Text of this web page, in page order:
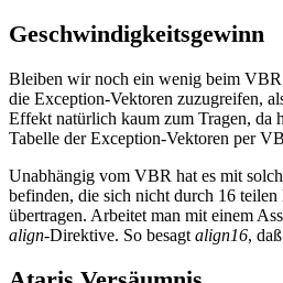
Geschwindigkeitsgewinn
Bleiben wir noch ein wenig beim
die Exception-Vektoren zuzugreifen,
Effekt natürlich kaum zum Tragen, da
Tabelle der Exception-Vektoren per
Unabhängig vom VBR hat es mit
befinden, die sich nicht durch 16
übertragen. Arbeitet man mit einem
align-Direktive. So besagt align16,